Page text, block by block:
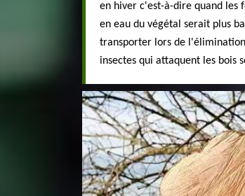
en hiver c'est-à-dire quand les
en eau du végétal serait plus
transporter lors de
insectes qui attaquent les bois